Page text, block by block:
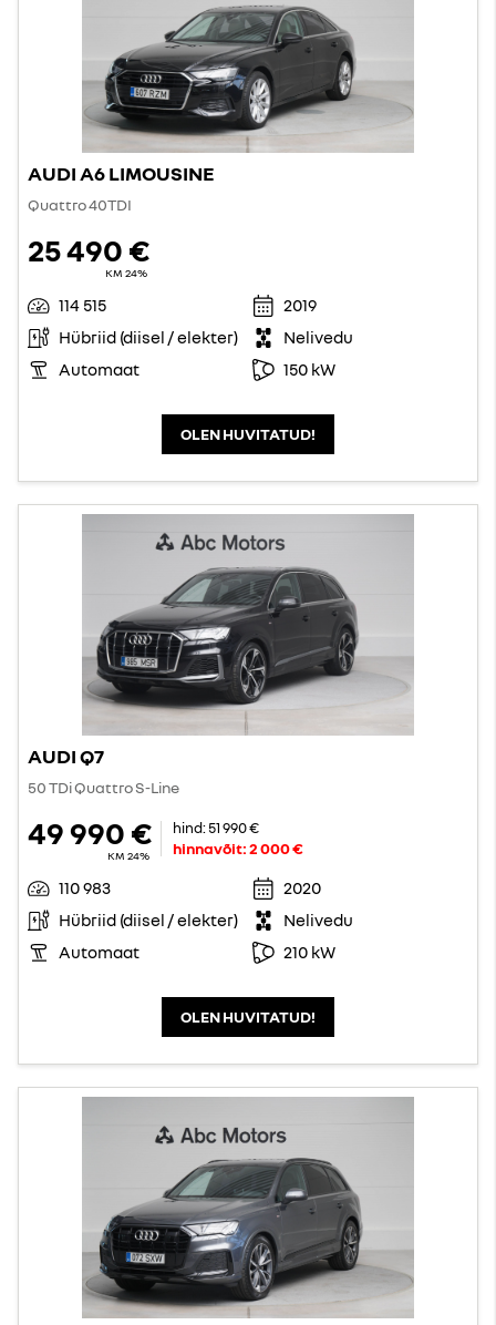
AUDI A6 LIMOUSINE
Quattro 40TDI
25 490 €
KM 24%
114 515
2019
Hübriid (diisel / elekter)
Nelivedu
Automaat
150 kW
OLEN HUVITATUD!
AUDI Q7
50 TDi Quattro S-Line
49 990 €
KM 24%
hind:51 990 €
hinnavõit:2 000 €
110 983
2020
Hübriid (diisel / elekter)
Nelivedu
Automaat
210 kW
OLEN HUVITATUD!